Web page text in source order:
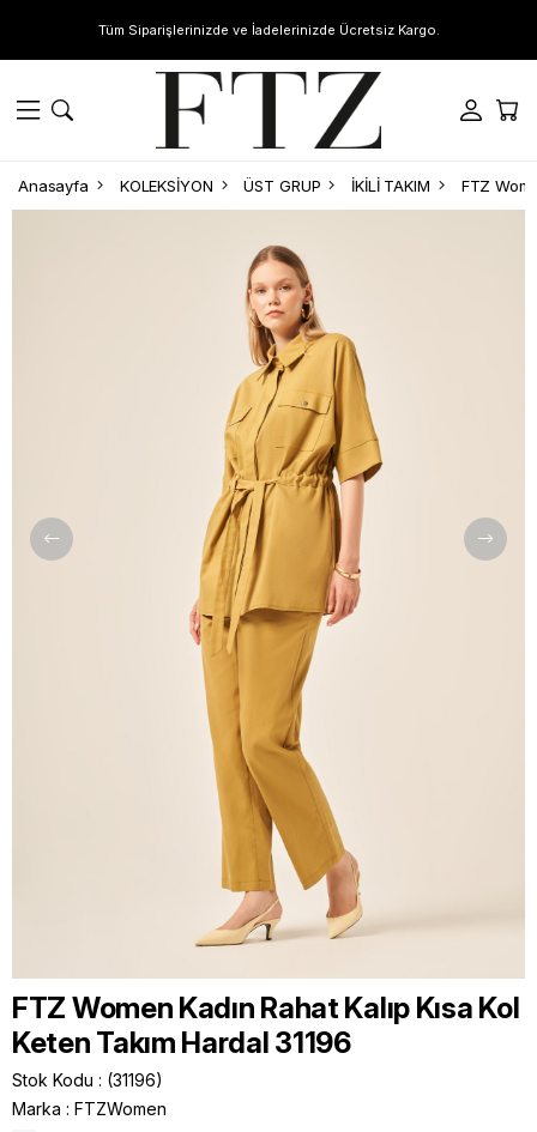
Tüm Siparişlerinizde ve İadelerinizde Ücretsiz Kargo.
Anasayfa KOLEKSİYON ÜST GRUP İKİLİ TAKIM
FTZ Women Kadın Rahat Kalıp Kısa Kol
Keten Takım Hardal 31196
Stok Kodu
(31196)
Marka : FTZWomen